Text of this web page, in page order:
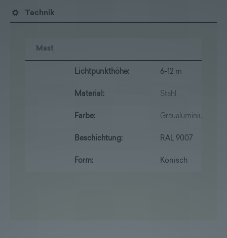
Technik
Mast
Lichtpunkthöhe: 6-12 m
Material: Stahl
Farbe: Graualuminium
Beschichtung: RAL 9007
Form: Konisch